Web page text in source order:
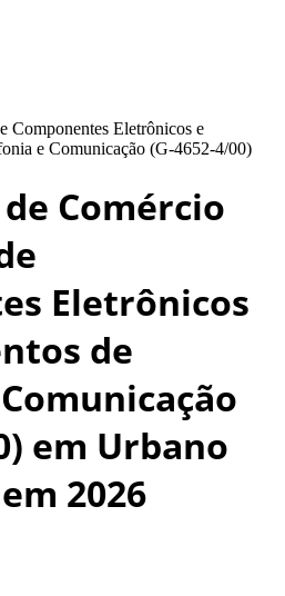
Componentes Eletrônicos e
e Comunicação (G-4652-4/00)
Comércio
Eletrônicos
de
em Urbano
em 2026